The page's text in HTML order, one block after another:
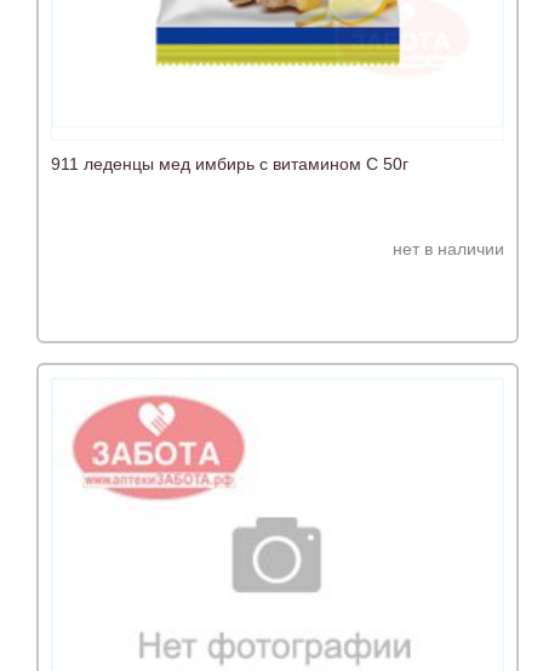
911 леденцы мед имбирь с витамином С 50г
нет в наличии